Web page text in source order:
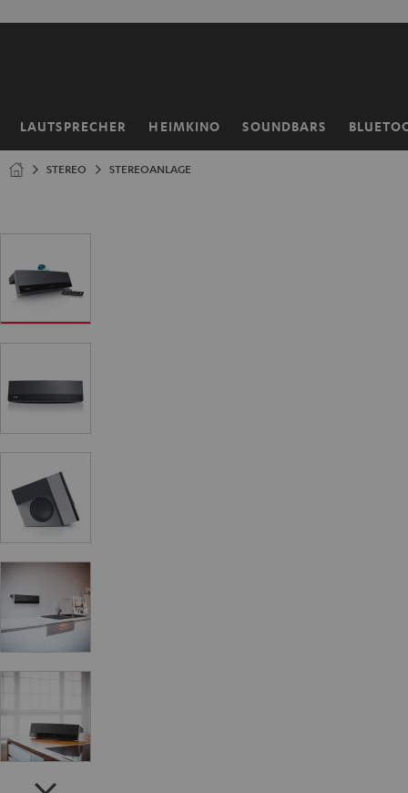
LAUTSPRECHER HEIMKINO SOUNDBARS
Startseite
STEREO STEREOANLAGE